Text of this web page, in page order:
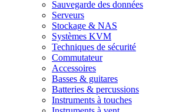
Sauvegarde des données
Serveurs
Stockage & NAS
Systèmes KVM
Techniques de sécurité
Commutateur
Accessoires
Basses & guitares
Batteries & percussions
Instruments à touches